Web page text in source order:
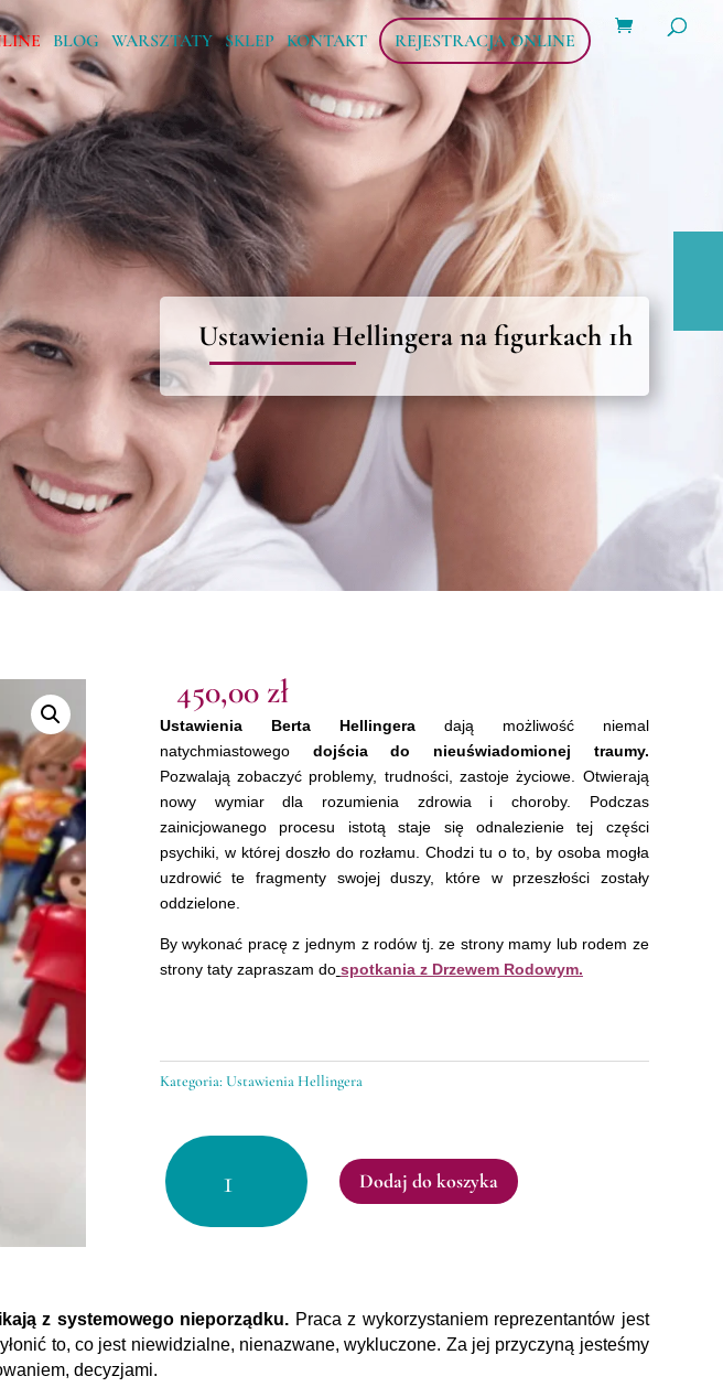
BLOG WARSZTATY SKLEP KONTAKT REJESTRACJA ONLINE
produktów
Ustawienia Hellingera na figurkach 1h
450,00 zł
Ustawienia Berta Hellingeradają możliwość niemal
natychmiastowego dojścia do
nieuświadomionej traumy.
Pozwalają zobaczyć problemy, trudności, zastoje życiowe. Otwierają
nowy wymiar dla rozumienia zdrowia i choroby. Podczas
zainicjowanego procesu istotą staje się odnalezienie tej części
psychiki, w której doszło do rozłamu. Chodzi tu o to, by osoba mogła
uzdrowić te fragmenty swojej duszy, które w przeszłości zostały
oddzielone.
By wykonać pracę z jednym z rodów tj. ze strony mamy lub rodem ze
strony taty zapraszam do spotkania z Drzewem Rodowym.
Kategoria: Ustawienia Hellingera
ilość
Ustawienia
Hellingera
na
Dodaj do koszyka
z systemowego nieporządku. Praca z wykorzystaniem reprezentantów jest
to, co jest niewidzialne, nienazwane, wykluczone. Za jej przyczyną jesteśmy
decyzjami.